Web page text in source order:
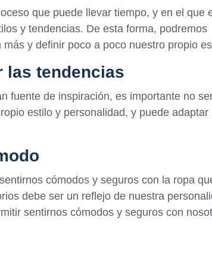
que puede llevar tiempo, y en el que
y tendencias. De esta forma, podremos
y definir poco a poco nuestro propio
las tendencias
fuente de inspiración, es importante no
estilo y personalidad, y puede adaptar
cómodos y seguros con la ropa
debe ser un reflejo de nuestra
sentirnos cómodos y seguros con